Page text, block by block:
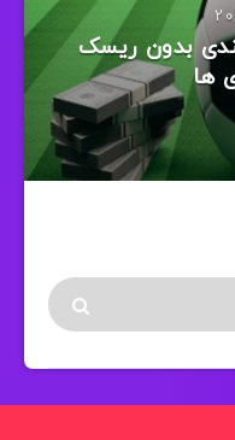
بدون ریسک
ها